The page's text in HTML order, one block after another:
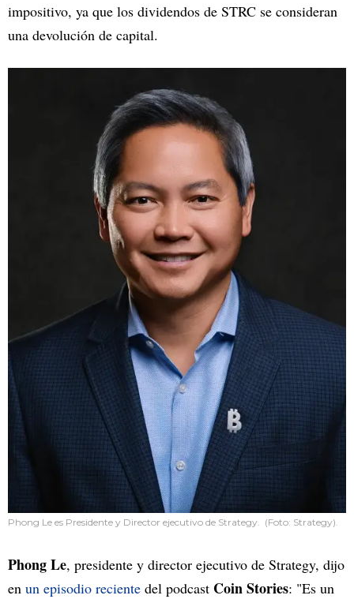
impositivo, ya que los dividendos de STRC se consideran
una devolución de capital.
Phong Le es Presidente y Director ejecutivo de Strategy. (Foto: Strategy).
Phong Le, presidente y director ejecutivo de Strategy, dijo
en un episodio reciente del podcast Coin Stories: "Es un